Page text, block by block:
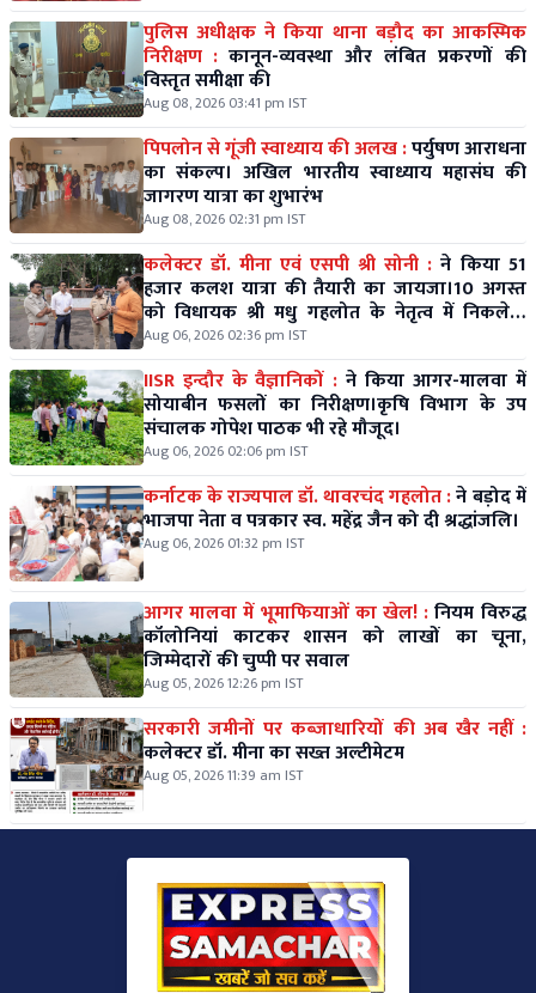
पुलिस अधीक्षक ने किया थाना बड़ौद का आकस्मिक
निरीक्षण : कानून-व्यवस्था और लंबित प्रकरणों की
विस्तृत समीक्षा की
Aug 08, 2026 03:41 pm IST
पिपलोन से गूंजी स्वाध्याय की अलख :पर्युषण आराधना
का संकल्प। अखिल भारतीय स्वाध्याय महासंघ की
जागरण यात्रा का शुभारंभ
Aug 08, 2026 02:31 pm IST
कलेक्टर डॉ. मीना एवं एसपी श्री सोनी : ने किया 51
हजार कलश यात्रा की तैयारी का जायजा।10 अगस्त
को विधायक श्री मधु गहलोत के नेतृत्व में निकलेगी
विशाल कलश यात्रा।
Aug 06, 2026 02:36 pm IST
IISR इन्दौर के वैज्ञानिकों : ने किया आगर-मालवा में
सोयाबीन फसलों का निरीक्षण।कृषि विभाग के उप
संचालक गोपेश पाठक भी रहे मौजूद।
Aug 06, 2026 02:06 pm IST
कर्नाटक के राज्यपाल डॉ. थावरचंद गहलोत :ने बड़ोद में
भाजपा नेता व पत्रकार स्व. महेंद्र जैन को दी श्रद्धांजलि।
Aug 06, 2026 01:32 pm IST
आगर मालवा में भूमाफियाओं का खेल! :नियम विरुद्ध
कॉलोनियां काटकर शासन को लाखों का चूना,
जिम्मेदारों की चुप्पी पर सवाल
Aug 05, 2026 12:26 pm IST
सरकारी जमीनों पर कब्जाधारियों की अब खैर नहीं :
कलेक्टर डॉ. मीना का सख्त अल्टीमेटम
Aug 05, 2026 11:39 am IST